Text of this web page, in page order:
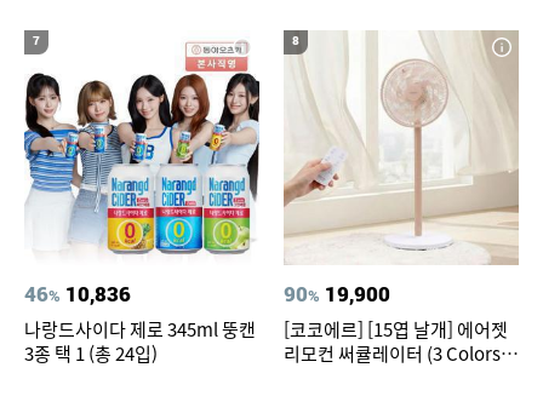
7
46% 10,836
나랑드사이다 제로 345ml 뚱캔
3종 택 1 (총 24입)
8
90% 19,900
[코코에르] [15엽 날개] 에어젯
리모컨 써큘레이터 (3 Colors